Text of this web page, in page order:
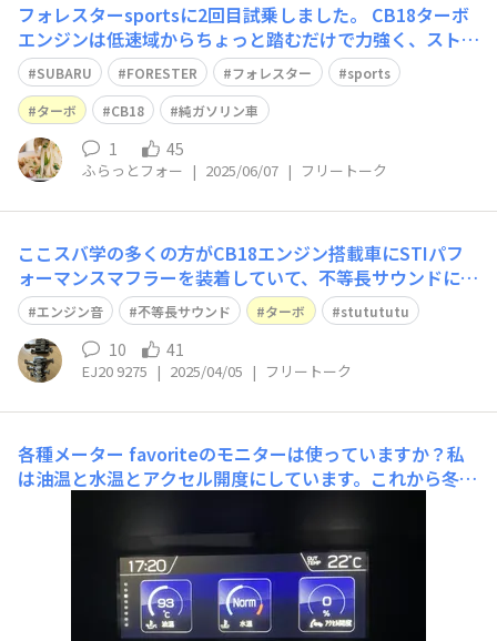
フォレスターsportsに2回目試乗しました。 CB18ターボ
エンジンは低速域からちょっと踏むだけで力強く、ストレ
スなく走る事が出来ますね。ただ街中試乗コースをさほど
踏まなくても平均9km/L⛽️ほどで、そこはS:HEVとは比べ
られないですね 純ガソリン車のあるうちに、と考えると
買うならこっちかもし
SUBARU FORESTER フォレスター
sports
ターボ
CB18 純ガソリン車
1 45
ふらっとフォー | 2025/06/07 | フリートーク
ここスバ学の多くの方がCB18エンジン搭載車にSTIパフ
ォーマンスマフラーを装着していて、不等長サウンドにつ
いての話もよく出ていたので、ここで私もエンジン音につ
いて話します。 前からダンボール工作は紹介していまし
たが、他にもやっていることがあります。それは、自分の
口でエンジン音をまねることです。水平
エンジン音 不等長サウンド ターボ stutututu
10 41
EJ20 9275 | 2025/04/05 | フリートーク
各種メーター favoriteのモニターは使っていますか？私
は油温と水温とアクセル開度にしています。これから冬の
ます。 ホントはなー。ターボ圧欲しいんだよな…。後付
けの類いつけたくないのでアップデートできないもんです
かね（笑） そ